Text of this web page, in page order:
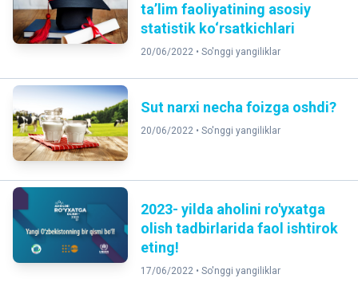
ta’lim faoliyatining asosiy
statistik ko‘rsatkichlari
20/06/2022 • So'nggi yangiliklar
Sut narxi necha foizga oshdi?
20/06/2022 • So'nggi yangiliklar
2023- yilda aholini ro'yxatga
olish tadbirlarida faol ishtirok
eting!
17/06/2022 • So'nggi yangiliklar